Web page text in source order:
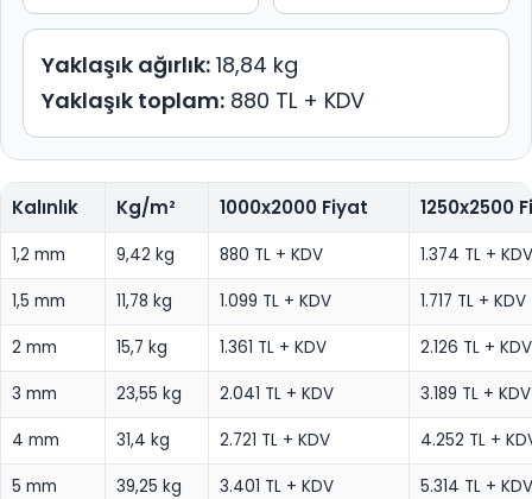
Yaklaşık ağırlık: 18,84 kg
Yaklaşık toplam: 880 TL + KDV
Kalınlık Kg/m² 1000x2000 Fiyat 1250x2500
1,2 mm 9,42 kg 880 TL + KDV 1.374 TL + KDV
1,5 mm 11,78 kg 1.099 TL + KDV 1.717 TL + KDV
2 mm 15,7 kg 1.361 TL + KDV 2.126 TL + KDV
3 mm 23,55 kg 2.041 TL + KDV 3.189 TL + KDV
4 mm 31,4 kg 2.721 TL + KDV 4.252 TL +
5 mm 39,25 kg 3.401 TL + KDV 5.314 TL + KDV